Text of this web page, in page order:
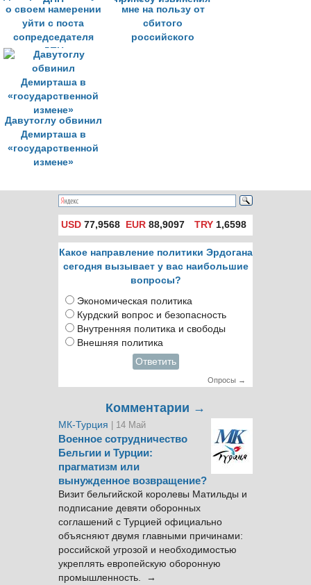
о своем намерении
уйти с поста
сопредседателя
ДПН
мне на пользу от
сбитого
российского
Давутоглу обвинил
Демирташа в
«государственной
измене»
USD 77,9568 EUR 88,9097 TRY1,6598
Какое направление политики Эрдогана
сегодня вызывает у вас наибольшие
вопросы?
Экономическая политика
Курдский вопрос и безопасность
Внутренняя политика и свободы
Внешняя политика
Ответить
Опросы →
Комментарии →
МК-Турция | 14 Май
Военное сотрудничество
Бельгии и Турции:
прагматизм или
вынужденное возвращение?
Визит бельгийской королевы Матильды и
подписание девяти оборонных
соглашений с Турцией официально
объясняют двумя главными причинами:
российской угрозой и необходимостью
укреплять европейскую оборонную
промышленность. →